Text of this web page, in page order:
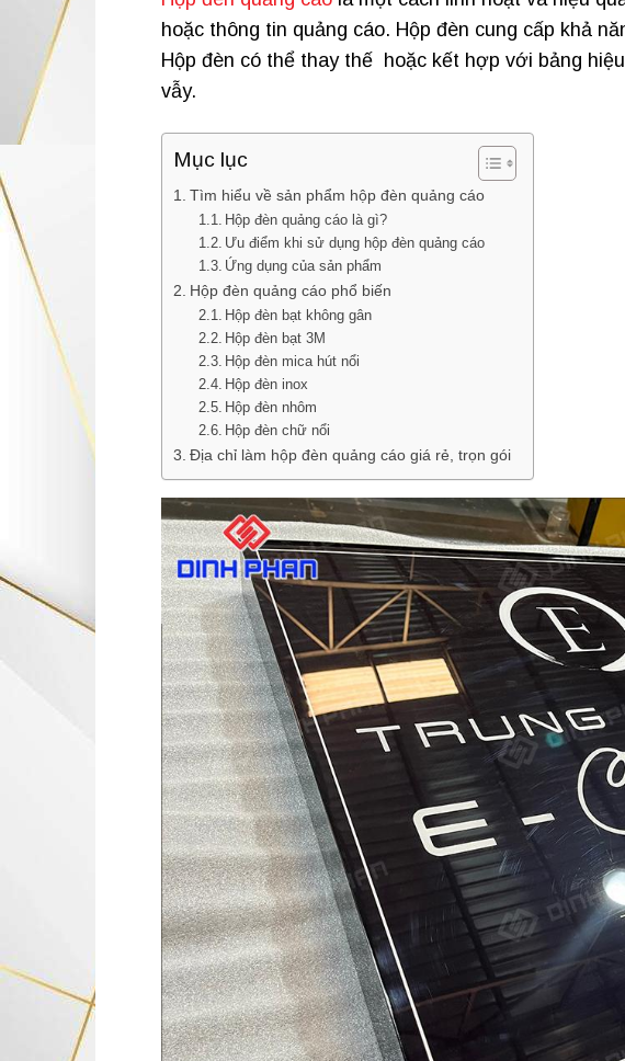
hoặc thông tin quảng cáo. Hộp đèn cung cấp khả
Hộp đèn có thể thay thế hoặc kết hợp với bảng
vẫy.
Mục lục
Tìm hiểu về sản phẩm hộp đèn quảng cáo
Hộp đèn quảng cáo là gì?
Ưu điểm khi sử dụng hộp đèn quảng cáo
Ứng dụng của sản phẩm
Hộp đèn quảng cáo phổ biến
Hộp đèn bạt không gân
Hộp đèn bạt 3M
Hộp đèn mica hút nổi
Hộp đèn inox
Hộp đèn nhôm
Hộp đèn chữ nổi
Địa chỉ làm hộp đèn quảng cáo giá rẻ, trọn gói